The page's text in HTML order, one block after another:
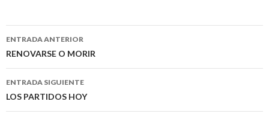
Navegación
de
entradas
ENTRADA ANTERIOR
RENOVARSE O MORIR
ENTRADA SIGUIENTE
LOS PARTIDOS HOY